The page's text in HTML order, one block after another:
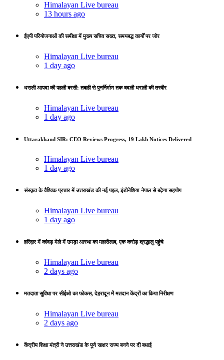
Himalayan Live bureau
13 hours ago
ईएपी परियोजनाओं की समीक्षा में मुख्य सचिव सख्त, समयबद्ध कार्यों पर जोर
Himalayan Live bureau
1 day ago
धराली आपदा की पहली बरसी: तबाही से पुनर्निर्माण तक बदली धराली की तस्वीर
Himalayan Live bureau
1 day ago
Uttarakhand SIR: CEO Reviews Progress, 19 Lakh Notices Delivered
Himalayan Live bureau
1 day ago
संस्कृत के वैश्विक प्रचार में उत्तराखंड की नई पहल, इंडोनेशिया-नेपाल से बढ़ेगा सहयोग
Himalayan Live bureau
1 day ago
हरिद्वार में कांवड़ मेले में उमड़ा आस्था का महासैलाब, एक करोड़ श्रद्धालु पहुंचे
Himalayan Live bureau
2 days ago
मतदाता सुविधा पर सीईओ का फोकस, देहरादून में मतदान केंद्रों का किया निरीक्षण
Himalayan Live bureau
2 days ago
केंद्रीय शिक्षा मंत्री ने उत्तराखंड के पूर्ण साक्षर राज्य बनने पर दी बधाई